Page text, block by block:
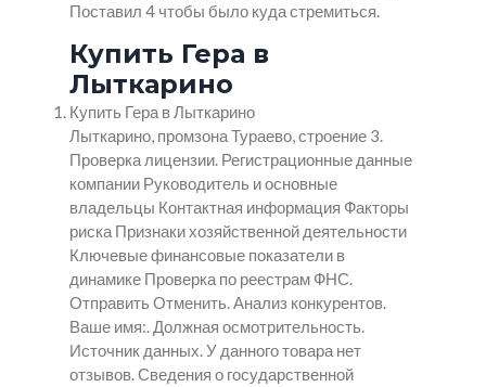
Поставил 4 чтобы было куда стремиться.
Купить Гера в
Лыткарино
Купить Гера в Лыткарино
Лыткарино, промзона Тураево, строение 3.
Проверка лицензии. Регистрационные данные
компании Руководитель и основные
владельцы Контактная информация Факторы
риска Признаки хозяйственной деятельности
Ключевые финансовые показатели в
динамике Проверка по реестрам ФНС.
Отправить Отменить. Анализ конкурентов.
Ваше имя:. Должная осмотрительность.
Источник данных. У данного товара нет
отзывов. Сведения о государственной